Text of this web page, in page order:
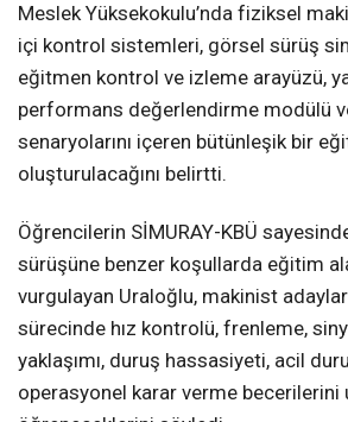
Meslek Yüksekokulu’nda fiziksel
içi kontrol sistemleri, görsel sürüş
eğitmen kontrol ve izleme arayüzü,
performans değerlendirme modülü
senaryolarını içeren bütünleşik bir
oluşturulacağını belirtti.
Öğrencilerin SİMURAY-KBÜ
sürüşüne benzer koşullarda eğitim
vurgulayan Uraloğlu, makinist
sürecinde hız kontrolü, frenleme,
yaklaşımı, duruş hassasiyeti, acil
operasyonel karar verme becerilerini